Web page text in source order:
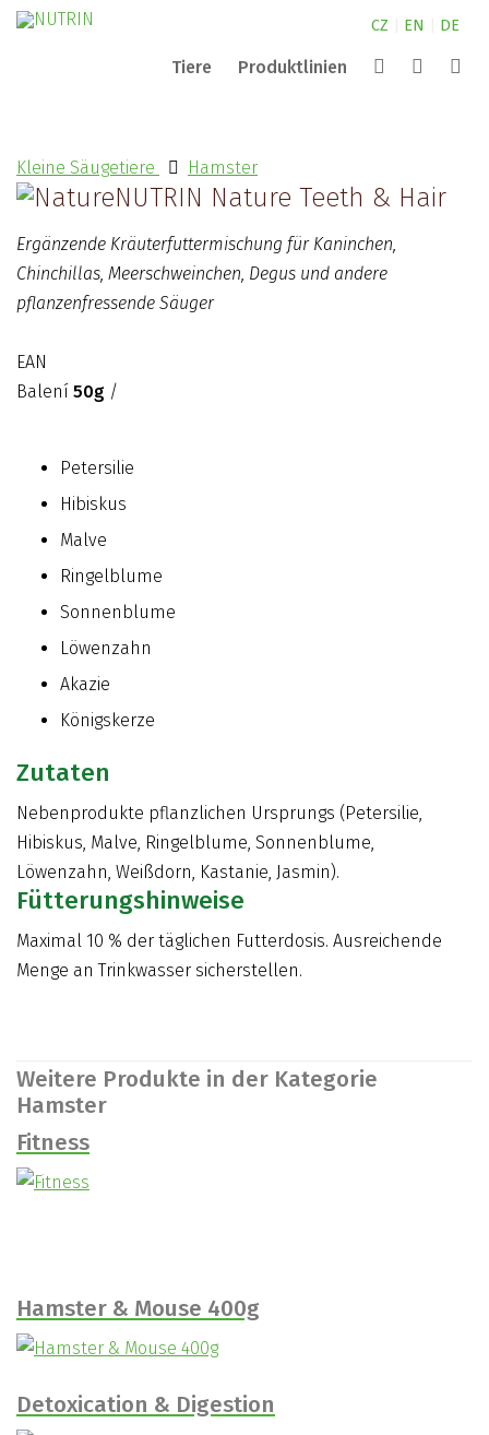
CZ EN DE
Tiere Produktlinien
Pond
ZOO
NUTRIN für Pferde
Partner
Über die Firma Nutrin s.r.o.
Suchen
Kleine Säugetiere Hamster
NUTRIN Nature Teeth & Hair
Ergänzende Kräuterfuttermischung für Kaninchen,
Chinchillas, Meerschweinchen, Degus und andere
pflanzenfressende Säuger
EAN
Balení 50g /
Petersilie
Hibiskus
Malve
Ringelblume
Sonnenblume
Löwenzahn
Akazie
Königskerze
Zutaten
Nebenprodukte pflanzlichen Ursprungs (Petersilie,
Hibiskus, Malve, Ringelblume, Sonnenblume,
Löwenzahn, Weißdorn, Kastanie, Jasmin).
Fütterungshinweise
Maximal 10 % der täglichen Futterdosis. Ausreichende
Menge an Trinkwasser sicherstellen.
Weitere Produkte in der Kategorie
Hamster
Fitness
Hamster & Mouse 400g
Detoxication & Digestion